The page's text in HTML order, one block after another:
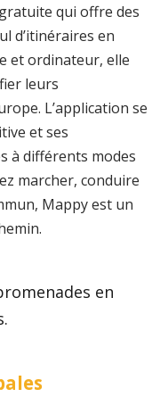
qui offre des
d’itinéraires en
et ordinateur, elle
leurs
L’application se
et ses
à différents modes
marcher, conduire
Mappy est un
en